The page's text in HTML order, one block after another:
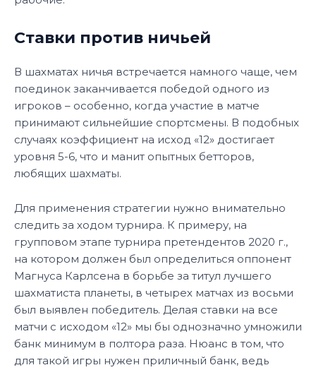
Ставки против ничьей
В шахматах ничья встречается намного чаще, чем
поединок заканчивается победой одного из
игроков – особенно, когда участие в матче
принимают сильнейшие спортсмены. В подобных
случаях коэффициент на исход «12» достигает
уровня 5-6, что и манит опытных бетторов,
любящих шахматы.
Для применения стратегии нужно внимательно
следить за ходом турнира. К примеру, на
групповом этапе турнира претендентов 2020 г.,
на котором должен был определиться оппонент
Магнуса Карлсена в борьбе за титул лучшего
шахматиста планеты, в четырех матчах из восьми
был выявлен победитель. Делая ставки на все
матчи с исходом «12» мы бы однозначно умножили
банк минимум в полтора раза. Нюанс в том, что
для такой игры нужен приличный банк, ведь